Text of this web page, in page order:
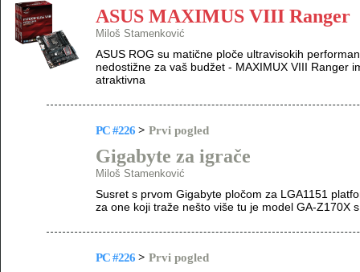
ASUS MAXIMUS VIII Ranger
Miloš Stamenković
ASUS ROG su matične ploče ultravisokih
nedostižne za vaš budžet - MAXIMUX VIII Ranger
atraktivna
PC #226 > Prvi pogled
Gigabyte za igrače
Miloš Stamenković
Susret s prvom Gigabyte pločom za LGA1151
za one koji traže nešto više tu je model GA-Z170X
PC #226 > Prvi pogled